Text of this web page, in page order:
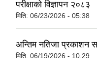
परीक्षाको विज्ञापन २०८३
मिति: 06/23/2026 - 05:38
अन्तिम नतिजा प्रकाशन
मिति: 06/19/2026 - 10:29